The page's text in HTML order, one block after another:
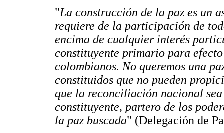
"La construcción de la paz es un
requiere de la participación de
encima de cualquier interés
constituyente primario para
colombianos. No queremos una
constituidos que no pueden
que la reconciliación nacional
constituyente, partero de los
la paz buscada" (Delegación de